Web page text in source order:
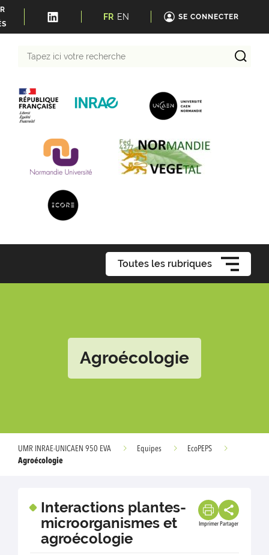
FR EN SE CONNECTER
Toutes les rubriques
Agroécologie
UMR INRAE-UNICAEN 950 EVA Equipes
EcoPEPS
Agroécologie
Interactions plantes-
microorganismes et
agroécologie
Imprimer Partager